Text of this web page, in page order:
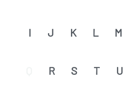
I J K L M
R S T U